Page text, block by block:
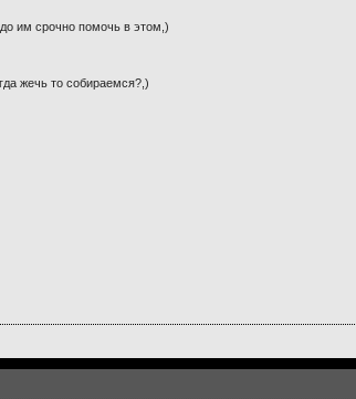
им срочно помочь в этом,)
жечь то собираемся?,)